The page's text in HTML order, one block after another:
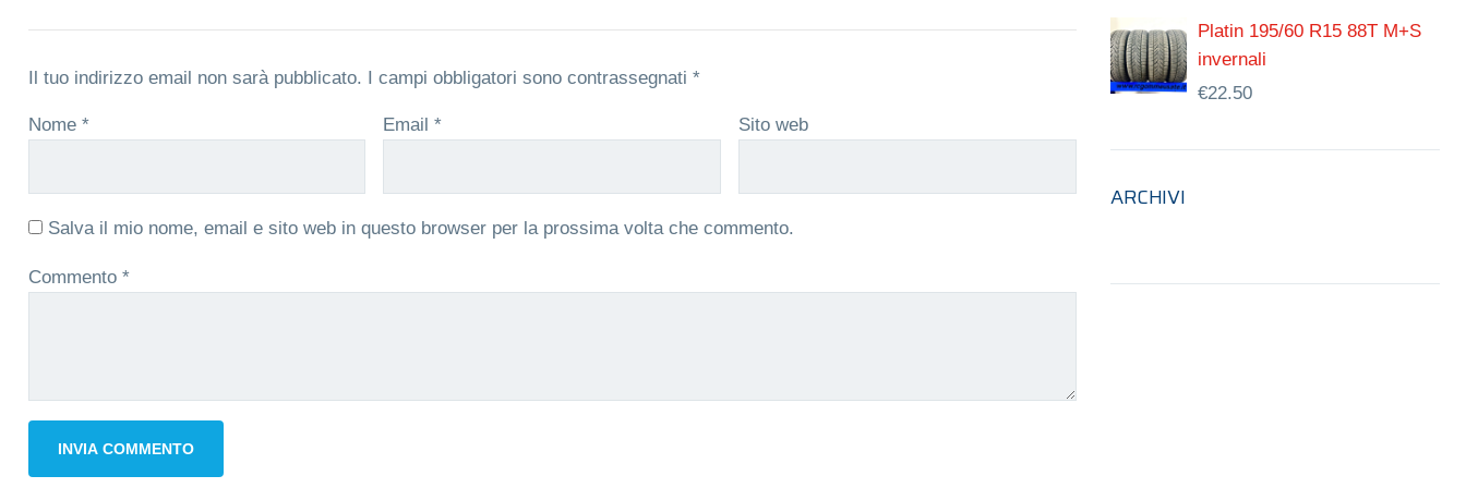
Il tuo indirizzo email non sarà pubblicato. I campi obbligatori sono contrassegnati *
Nome * Email* Sito web
Salva il mio nome, email e sito web in questo browser per la prossima volta che commento.
Commento *
Platin 195/60 R15 88T M+S
invernali
€22.50
ARCHIVI